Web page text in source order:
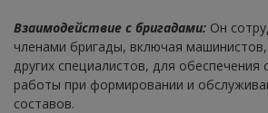
Взаимодействие с бригадами: Он
членами бригады, включая
других специалистов, для обеспечения
работы при формировании и
составов.